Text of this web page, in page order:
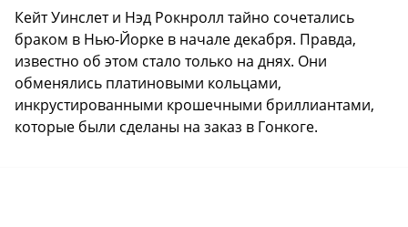
Кейт Уинслет и Нэд Рокнролл тайно сочетались
браком в Нью-Йорке в начале декабря. Правда,
известно об этом стало только на днях. Они
обменялись платиновыми кольцами,
инкрустированными крошечными бриллиантами,
которые были сделаны на заказ в Гонкоге.